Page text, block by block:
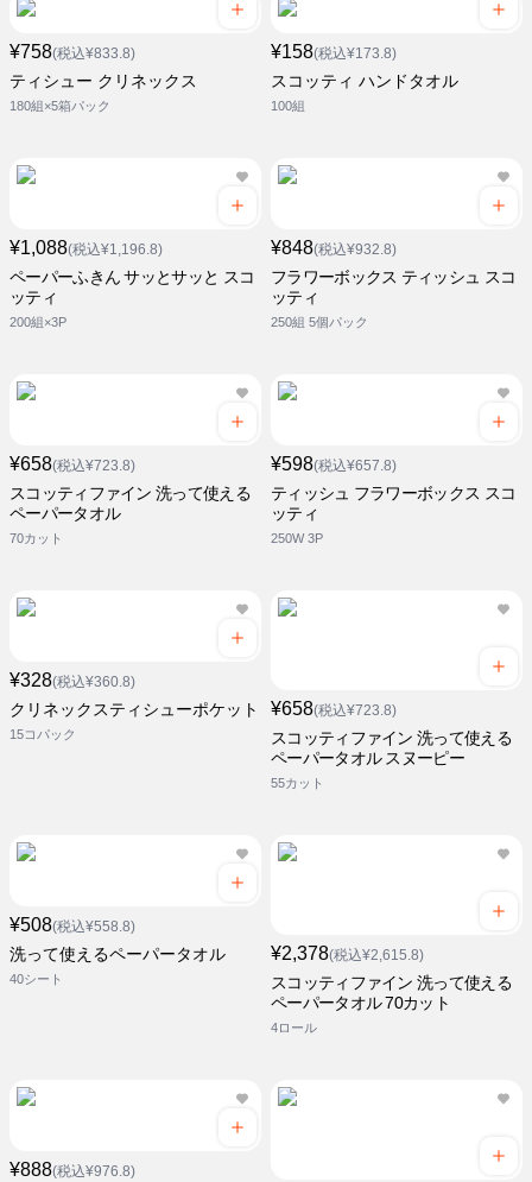
¥758(税込¥833.8)
ティシュー クリネックス
180組×5箱パック
¥158(税込¥173.8)
スコッティ ハンドタオル
100組
¥1,088(税込¥1,196.8)
ペーパーふきん サッとサッと スコ
ッティ
200組×3P
¥848(税込¥932.8)
フラワーボックス ティッシュ スコ
ッティ
250組 5個パック
¥658(税込¥723.8)
スコッティファイン 洗って使える
ペーパータオル
70カット
¥598(税込¥657.8)
ティッシュ フラワーボックス スコ
ッティ
250W 3P
¥328(税込¥360.8)
クリネックスティシューポケット
15コパック
¥658(税込¥723.8)
スコッティファイン 洗って使える
ペーパータオル スヌーピー
55カット
¥508(税込¥558.8)
洗って使えるペーパータオル
40シート
¥2,378(税込¥2,615.8)
スコッティファイン 洗って使える
ペーパータオル 70カット
4ロール
¥888(税込¥976.8)